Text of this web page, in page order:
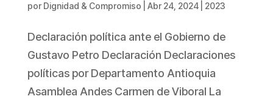
por Dignidad & Compromiso Abr 24, 2024| 2023
Declaración política ante el Gobierno de
Gustavo Petro Declaración Declaraciones
políticas por Departamento Antioquia
Asamblea Andes Carmen de Viboral La